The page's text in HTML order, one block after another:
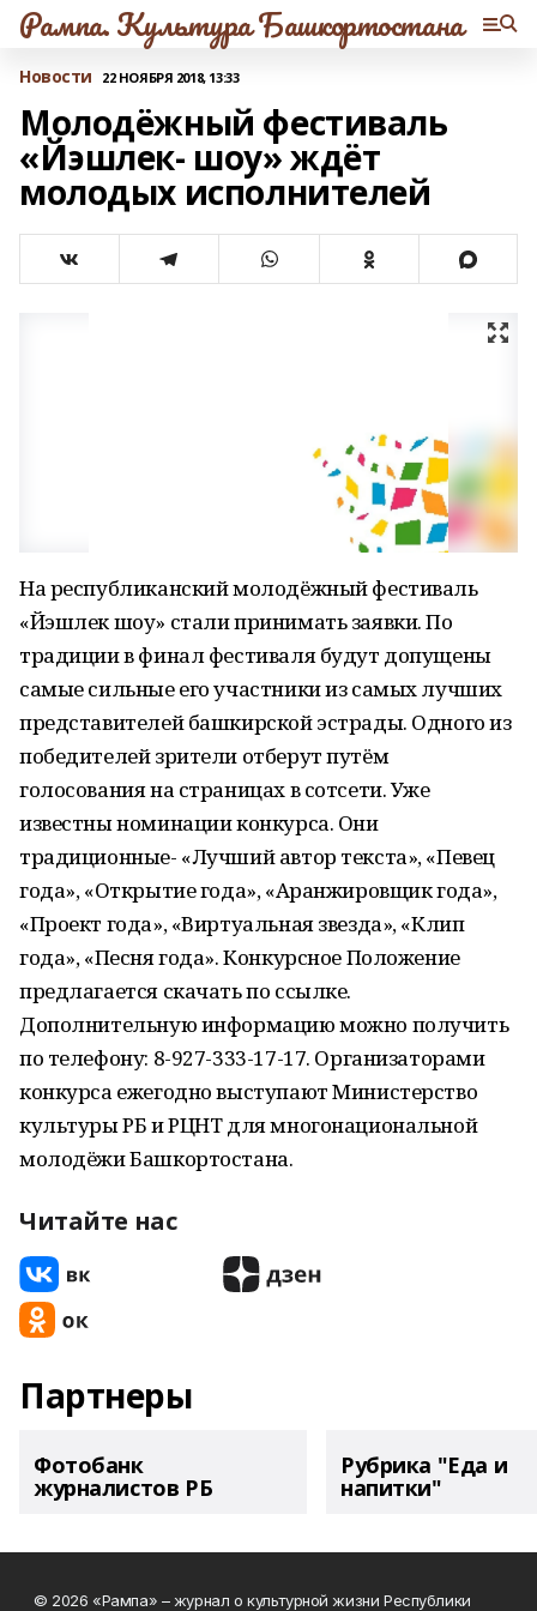
Рампа. Культура Башкортостана
Новости 22 НОЯБРЯ 2018, 13:33
Молодёжный фестиваль
«Йэшлек- шоу» ждёт
молодых исполнителей
На республиканский молодёжный фестиваль
«Йэшлек шоу» стали принимать заявки. По
традиции в финал фестиваля будут допущены
самые сильные его участники из самых лучших
представителей башкирской эстрады. Одного из
победителей зрители отберут путём
голосования на страницах в сотсети. Уже
известны номинации конкурса. Они
традиционные- «Лучший автор текста», «Певец
года», «Открытие года», «Аранжировщик года»,
«Проект года», «Виртуальная звезда», «Клип
года», «Песня года». Конкурсное Положение
предлагается скачать по ссылке.
Дополнительную информацию можно получить
по телефону: 8-927-333-17-17. Организаторами
конкурса ежегодно выступают Министерство
культуры РБ и РЦНТ для многонациональной
молодёжи Башкортостана.
Читайте нас
Партнеры
Фотобанк
журналистов РБ
Рубрика "Еда и
напитки"
© 2026 «Рампа» – журнал о культурной жизни Республики